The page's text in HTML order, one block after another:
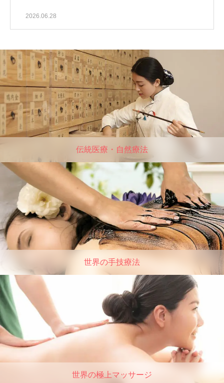
2026.06.28
伝統医療・自然療法
世界の手技療法
世界の極上マッサージ